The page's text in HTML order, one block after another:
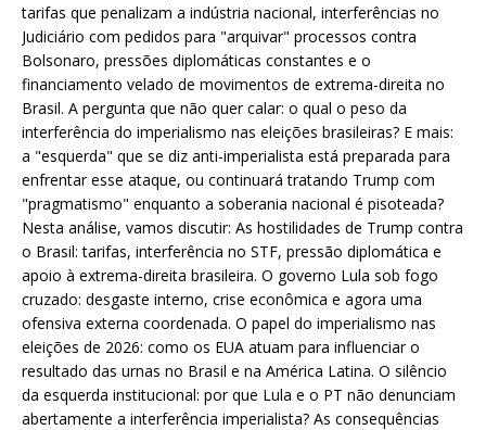
tarifas que penalizam a indústria nacional, interferências no
Judiciário com pedidos para "arquivar" processos contra
Bolsonaro, pressões diplomáticas constantes e o
financiamento velado de movimentos de extrema-direita no
Brasil. A pergunta que não quer calar: o qual o peso da
interferência do imperialismo nas eleições brasileiras? E mais:
a "esquerda" que se diz anti-imperialista está preparada para
enfrentar esse ataque, ou continuará tratando Trump com
"pragmatismo" enquanto a soberania nacional é pisoteada?
Nesta análise, vamos discutir: As hostilidades de Trump contra
o Brasil: tarifas, interferência no STF, pressão diplomática e
apoio à extrema-direita brasileira. O governo Lula sob fogo
cruzado: desgaste interno, crise econômica e agora uma
ofensiva externa coordenada. O papel do imperialismo nas
eleições de 2026: como os EUA atuam para influenciar o
resultado das urnas no Brasil e na América Latina. O silêncio
da esquerda institucional: por que Lula e o PT não denunciam
abertamente a interferência imperialista? As consequências